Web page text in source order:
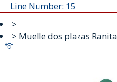
Line Number: 15
>
> Muelle dos plazas Ranita